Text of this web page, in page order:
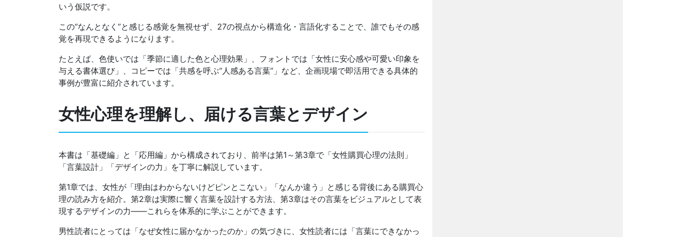
いう仮説です。
この“なんとなく”と感じる感覚を無視せず、27の視点から構造化・言語化することで、誰でもその感
覚を再現できるようになります。
たとえば、色使いでは「季節に適した色と心理効果」、フォントでは「女性に安心感や可愛い印象を
与える書体選び」、コピーでは「共感を呼ぶ“人感ある言葉”」など、企画現場で即活用できる具体的
事例が豊富に紹介されています。
女性心理を理解し、届ける言葉とデザイン
本書は「基礎編」と「応用編」から構成されており、前半は第1～第3章で「女性購買心理の法則」
「言葉設計」「デザインの力」を丁寧に解説しています。
第1章では、女性が「理由はわからないけどピンとこない」「なんか違う」と感じる背後にある購買心
理の読み方を紹介。第2章は実際に響く言葉を設計する方法、第3章はその言葉をビジュアルとして表
現するデザインの力――これらを体系的に学ぶことができます。
男性読者にとっては「なぜ女性に届かなかったのか」の気づきに、女性読者には「言葉にできなかっ